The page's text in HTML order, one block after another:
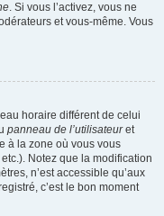
. Si vous l’activez, vous ne
et vous-même. Vous
horaire différent de celui
panneau de l’utilisateuret
à la zone où vous vous
Notez que la modification
n’est accessible qu’aux
c’est le bon moment